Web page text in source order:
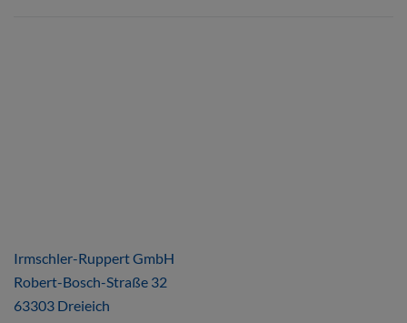
Irmschler-Ruppert GmbH
Robert-Bosch-Straße 32
63303 Dreieich